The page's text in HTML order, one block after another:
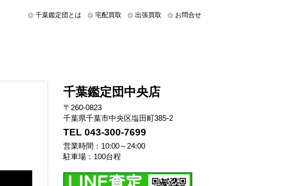
千葉鑑定団とは 宅配買取 出張買取 お問合せ
千葉鑑定団中央店
〒260-0823
千葉県千葉市中央区塩田町385-2
TEL 043-300-7699
営業時間：10:00～24:00
駐車場：100台程